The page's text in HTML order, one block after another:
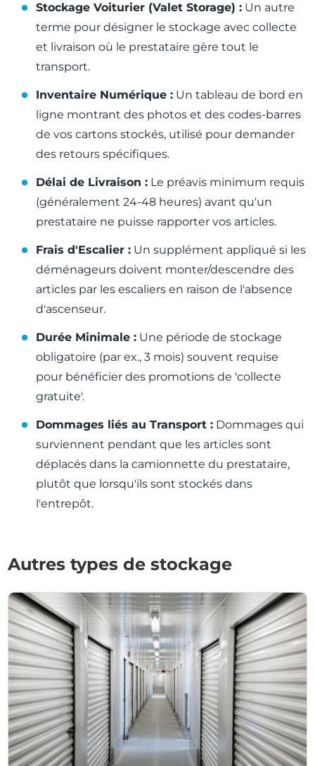
Stockage Voiturier (Valet Storage) : Un autre
terme pour désigner le stockage avec collecte
et livraison où le prestataire gère tout le
transport.
Inventaire Numérique : Un tableau de bord en
ligne montrant des photos et des codes-barres
de vos cartons stockés, utilisé pour demander
des retours spécifiques.
Délai de Livraison : Le préavis minimum requis
(généralement 24-48 heures) avant qu'un
prestataire ne puisse rapporter vos articles.
Frais d'Escalier : Un supplément appliqué si les
déménageurs doivent monter/descendre des
articles par les escaliers en raison de l'absence
d'ascenseur.
Durée Minimale : Une période de stockage
obligatoire (par ex., 3 mois) souvent requise
pour bénéficier des promotions de 'collecte
gratuite'.
Dommages liés au Transport : Dommages qui
surviennent pendant que les articles sont
déplacés dans la camionnette du prestataire,
plutôt que lorsqu'ils sont stockés dans
l'entrepôt.
Autres types de stockage